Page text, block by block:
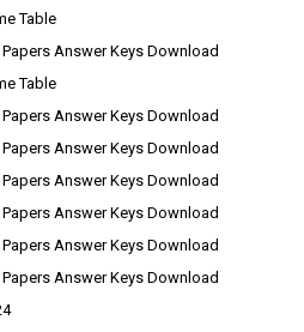
Table
Answer Keys Download
Table
Answer Keys Download
Answer Keys Download
Answer Keys Download
Answer Keys Download
Answer Keys Download
Answer Keys Download